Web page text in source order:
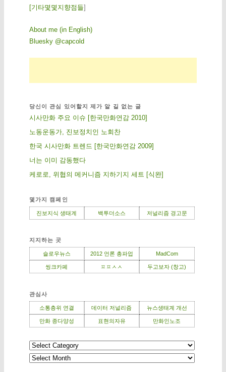
[기 타몇 몇 지 향점 들]
About me (in English)
Bluesky @capcold
당신이 관심 있어할지 제가 알 길 없는 글
시사만화 주요 이슈 [한국만화연감 2010]
노동운동가, 진보정치인 노회찬
한국 시사만화 트렌드 [한국만화연감 2009]
너는 이미 감동했다
케로로, 위협의 메커니즘 지하기지 세트 [식완]
몇가지 캠페인
진보지식 생태계 백투더소스 저널리즘 경고문
지지하는 곳
슬로우뉴스 2012 언론 총파업 MadCom
씽크카페 ㅍㅍㅅㅅ 두고보자 (창고)
관심사
소통층위 연결 데이터 저널리즘 뉴스생태계 개선
만화 종다양성 표현의자유 만화인노조